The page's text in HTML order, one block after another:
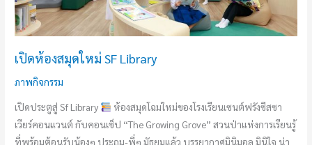
เปิดห้องสมุดใหม่ SF Library
ภาพกิจกรรม
เปิดประตูสู่ Sf Library
ห้องสมุดโฉมใหม่ของโรงเรียนเซนต์ฟรังซีสซา
เวียร์คอนแวนต์ กับคอนเซ็ป “The Growing Grove” สวนป่าแห่งการเรียนรู้
ที่พร้อมต้อนรับน้องๆ ประถม-พี่ๆ มัธยมแล้ว บรรยากาศมินิมอล มินิใจ น่า